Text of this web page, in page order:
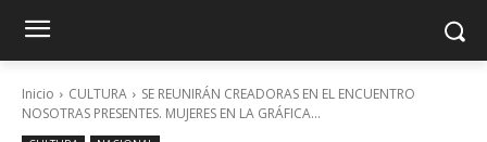
Inicio CULTURA
SE REUNIRÁN CREADORAS EN EL ENCUENTRO
NOSOTRAS PRESENTES. MUJERES EN LA GRÁFICA...